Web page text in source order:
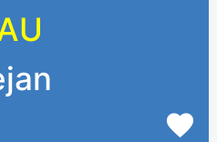
favorite